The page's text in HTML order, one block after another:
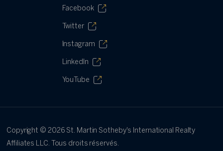
Facebook
Twitter
Instagram
LinkedIn
YouTube
Copyright © 2026 St. Martin Sotheby's International Realty
Affiliates LLC. Tous droits réservés.